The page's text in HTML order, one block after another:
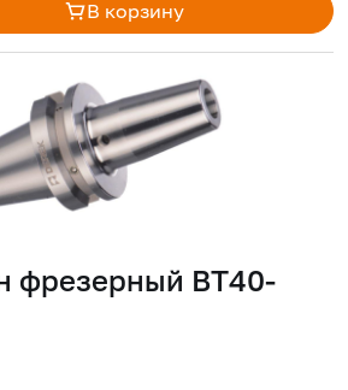
В корзину
фрезерный BT40-